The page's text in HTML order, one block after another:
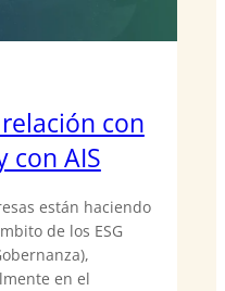
relación con
con AIS
están haciendo
de los ESG
en el